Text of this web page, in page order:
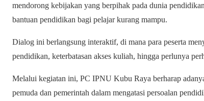
mendorong kebijakan yang berpihak pada dunia
bantuan pendidikan bagi pelajar kurang mampu.
Dialog ini berlangsung interaktif, di mana para peserta
pendidikan, keterbatasan akses kuliah, hingga perlunya
Melalui kegiatan ini, PC IPNU Kubu Raya berharap
pemuda dan pemerintah dalam mengatasi persoalan